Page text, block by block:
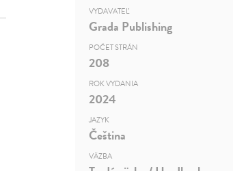
VYDAVATEĽ
Grada Publishing
POČET STRÁN
208
ROK VYDANIA
2024
JAZYK
Čeština
VÄZBA